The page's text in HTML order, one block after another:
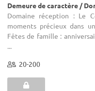
Demeure de caractère /
Domaine réception : Le
moments précieux dans
Fêtes de famille :
20-200